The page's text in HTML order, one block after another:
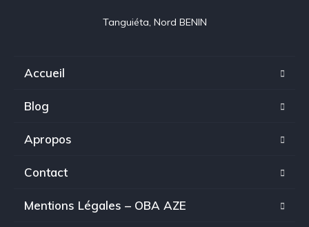
Tanguiéta, Nord BENIN
Accueil
Blog
Apropos
Contact
Mentions Légales – OBA AZE